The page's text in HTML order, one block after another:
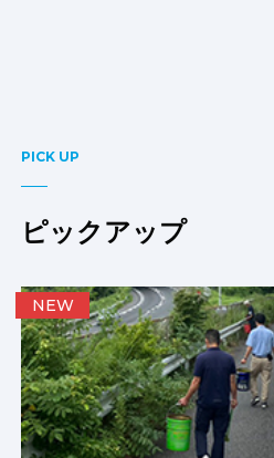
PICK UP
ピックアップ
NEW